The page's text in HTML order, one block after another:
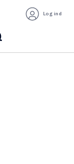
Log ind